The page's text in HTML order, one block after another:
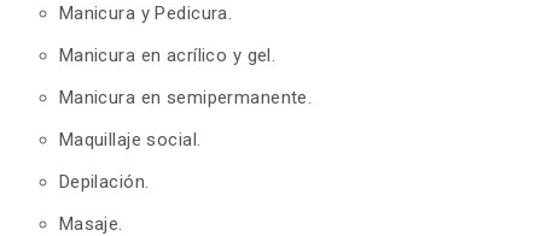
Manicura y Pedicura.
Manicura en acrílico y gel.
Manicura en semipermanente.
Maquillaje social.
Depilación.
Masaje.